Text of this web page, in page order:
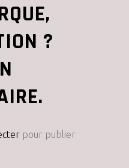
?
pour publier